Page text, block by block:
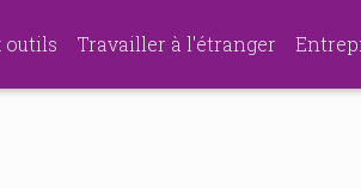
outils Travailler à l'étranger